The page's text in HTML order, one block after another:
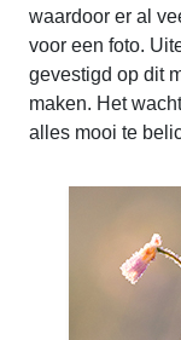
waardoor er al
voor een foto.
gevestigd op dit
maken. Het
alles mooi te